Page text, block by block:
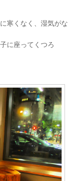
寒くなく、湿気がな
に座ってくつろ